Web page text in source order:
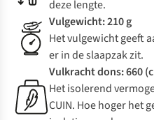
deze lengte.
Vulgewicht: 210 g
Het vulgewicht geeft
er in de slaapzak zit.
Vulkracht dons: 660
Het isolerend
CUIN. Hoe hoger het